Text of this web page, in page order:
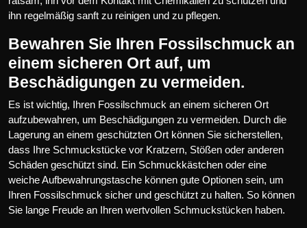
ihn regelmäßig sanft zu reinigen und zu pflegen.
Bewahren Sie Ihren Fossilschmuck an
einem sicheren Ort auf, um
Beschädigungen zu vermeiden.
Es ist wichtig, Ihren Fossilschmuck an einem sicheren Ort
aufzubewahren, um Beschädigungen zu vermeiden. Durch die
Lagerung an einem geschützten Ort können Sie sicherstellen,
dass Ihre Schmuckstücke vor Kratzern, Stößen oder anderen
Schäden geschützt sind. Ein Schmuckkästchen oder eine
weiche Aufbewahrungstasche können gute Optionen sein, um
Ihren Fossilschmuck sicher und geschützt zu halten. So können
Sie lange Freude an Ihren wertvollen Schmuckstücken haben.